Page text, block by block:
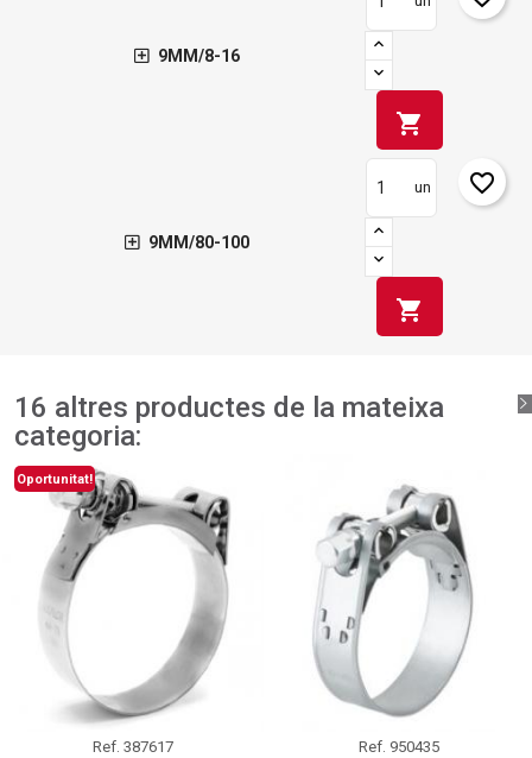
9MM/8-16
shopping_cart
9MM/80-100
un
shopping_cart
favorite_border
16 altres productes de la mateixa
categoria:
Oportunitat!
Ref. 387617 Ref. 950435